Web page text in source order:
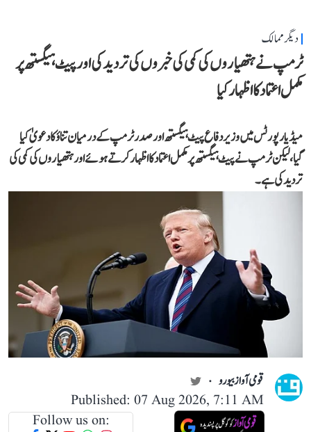
دیگر ممالک
ٹرمپ نے ہتھیاروں کی کمی کی خبروں کی تردید کی اور پیٹ ہیگستھ پر
مکمل اعتماد کا اظہار کیا
میڈیا رپورٹس میں وزیر دفاع پیٹ ہیگستھ اور صدر ٹرمپ کے درمیان تناؤ کا دعویٰ کیا
گیا، لیکن ٹرمپ نے پیٹ ہیگستھ پر مکمل اعتماد کا اظہار کرتے ہوئے اور ہتھیاروں کی کمی کی
تردید کی ہے۔
قومی آواز بیورو
Published: 07 Aug 2026, 7:11 AM
Follow us on: